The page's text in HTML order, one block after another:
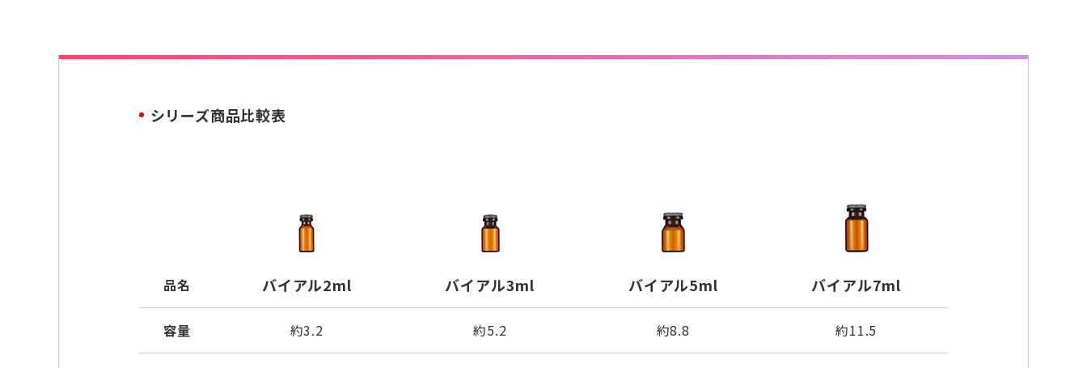
シリーズ商品比較表
品名
容量
バイアル2ml
約3.2
バイアル3ml
約5.2
バイアル5ml
約8.8
バイアル7ml
約11.5